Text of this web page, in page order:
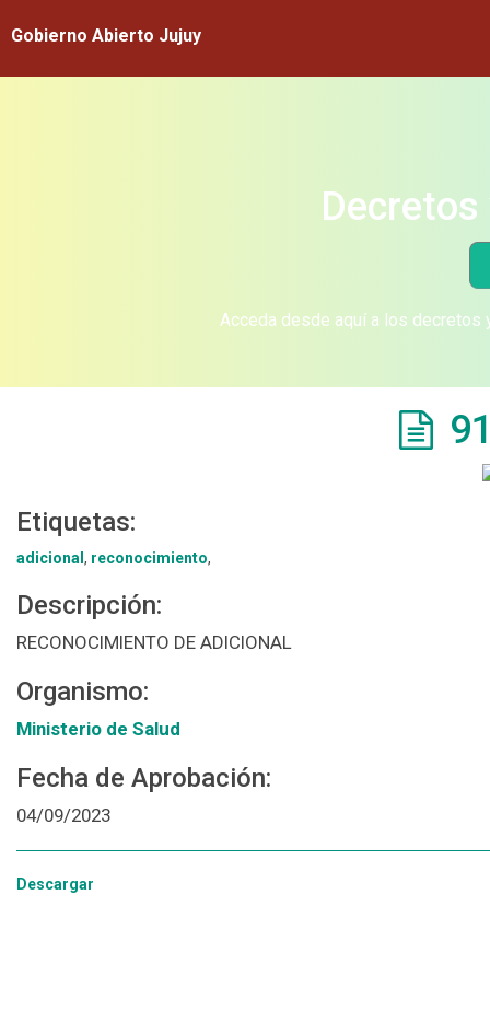
Gobierno Abierto Jujuy
Acceda desde aquí a los
Etiquetas:
adicional , reconocimiento,
Descripción:
RECONOCIMIENTO DE ADICIONAL
Organismo:
Ministerio de Salud
Fecha de Aprobación:
04/09/2023
Descargar